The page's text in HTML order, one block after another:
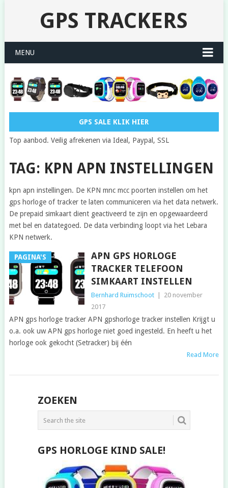
GPS TRACKERS
MENU
GPS SALE KLIK HIER
Top aanbod. Veilig afrekenen via Ideal, Paypal, SSL
TAG: KPN APN INSTELLINGEN
kpn apn instellingen. De KPN mnc mcc poorten instellen om het
gps horloge of tracker te laten communiceren via het data netwerk.
De prepaid simkaart dient geactiveerd te zijn en opgewaardeerd
met bel en datategoed. De data verbinding loopt via het Lebara
KPN netwerk.
PAGINA'S
APN GPS HORLOGE
TRACKER TELEFOON
SIMKAART INSTELLEN
Bernhard Ruimschoot
20 november
2017
APN gps horloge tracker APN gpshorloge tracker instellen Krijgt u
o.a. ook uw APN gps horloge niet goed ingesteld. En heeft u het
horloge ook gekocht (Setracker) bij één
Read More
POSTS
NAVIGATION
ZOEKEN
GPS HORLOGE KIND SALE!